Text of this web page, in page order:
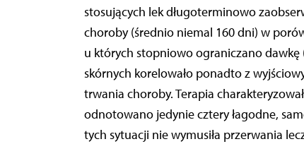
stosujących lek długoterminowo
choroby (średnio niemal 160 dni) w
u których stopniowo ograniczano dawkę
skórnych korelowało ponadto z
trwania choroby. Terapia
odnotowano jedynie cztery łagodne,
tych sytuacji nie wymusiła przerwania